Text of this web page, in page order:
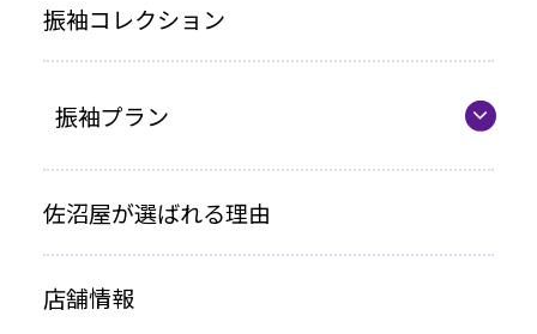
振袖コレクション
振袖プラン
レンタルプラン
お買い上げプラン
佐沼屋が選ばれる理由
店舗情報